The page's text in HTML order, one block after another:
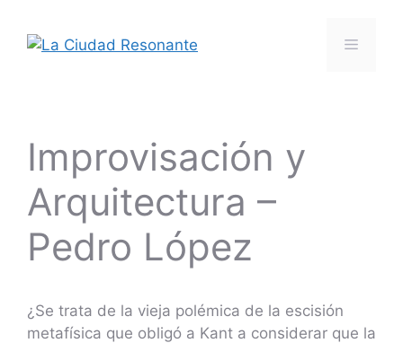
contenido
Menú
Improvisación y
Arquitectura –
Pedro López
¿Se trata de la vieja polémica de la escisión
metafísica que obligó a Kant a considerar que la